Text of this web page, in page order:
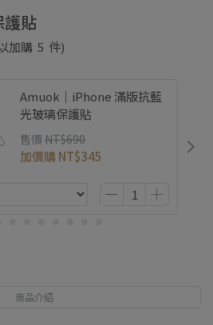
貼
加購 5 件)
Amuok｜iPhone 滿版抗藍
光玻璃保護貼
售價 NT$690
加價購 NT$345
商品介紹